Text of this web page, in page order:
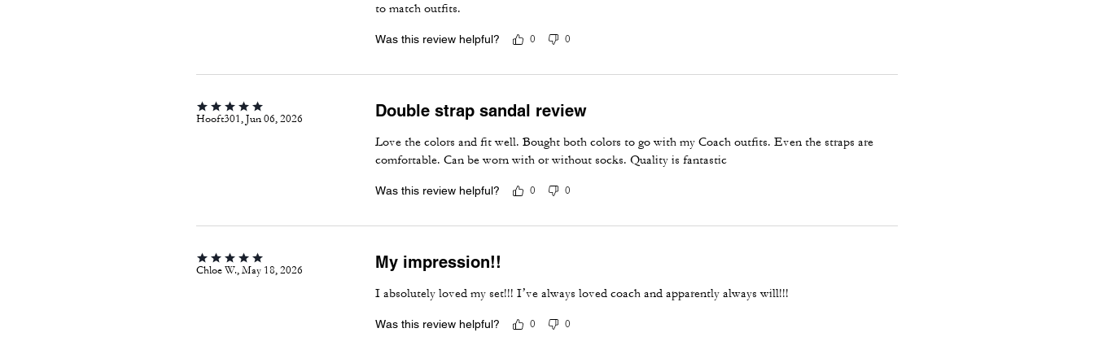
to match outfits.
Was this review helpful? 0 0
Hooft301, Jun 06, 2026 Double strap sandal review
Love the colors and fit well. Bought both colors to go with my Coach outfits. Even the straps are
comfortable. Can be worn with or without socks. Quality is fantastic
Was this review helpful? 0 0
Chloe W., May 18, 2026 My impression!!
I absolutely loved my set!!! I’ve always loved coach and apparently always will!!!
Was this review helpful? 0 0